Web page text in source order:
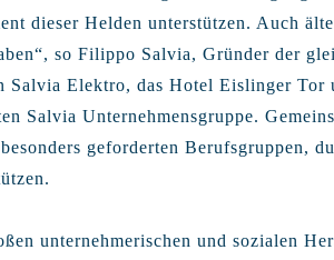
dieser Helden unterstützen. Auch
so Filippo Salvia, Gründer der
Salvia Elektro, das Hotel Eislinger Tor
Salvia Unternehmensgruppe.
geforderten Berufsgruppen,
unternehmerischen und sozialen